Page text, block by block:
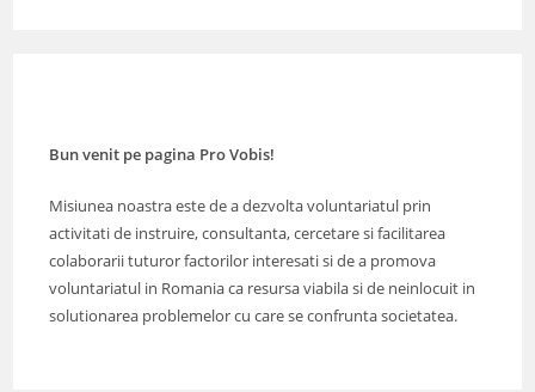
Bun venit pe pagina Pro Vobis!
Misiunea noastra este de a dezvolta voluntariatul prin
activitati de instruire, consultanta, cercetare si facilitarea
colaborarii tuturor factorilor interesati si de a promova
voluntariatul in Romania ca resursa viabila si de neinlocuit in
solutionarea problemelor cu care se confrunta societatea.